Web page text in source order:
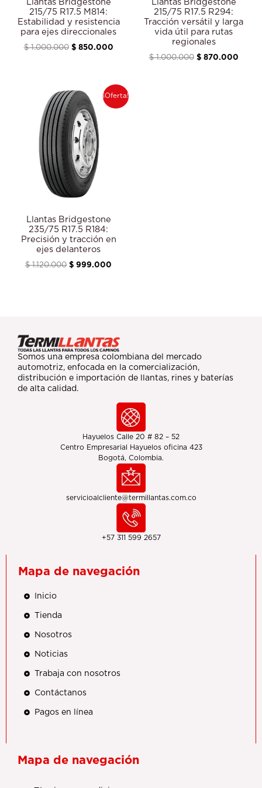
Llantas Bridgestone
215/75 R17.5 M814:
Estabilidad y resistencia
para ejes direccionales
$1.000.000 $850.000
Llantas Bridgestone
215/75 R17.5 R294:
Tracción versátil y larga
vida útil para rutas
regionales
$1.000.000 $870.000
¡Oferta!
Llantas Bridgestone
235/75 R17.5 R184:
Precisión y tracción en
ejes delanteros
$1.120.000
El
precio
original
era:
$ 1.120.000.
$ 999.000
El
precio
Somos una empresa colombiana del mercado
automotriz, enfocada en la comercialización,
distribución e importación de llantas, rines y baterías
de alta calidad.
Hayuelos Calle 20 # 82 – 52
Centro Empresarial Hayuelos oficina 423
Bogotá, Colombia.
servicioalcliente@termillantas.com.co
+57 311 599 2657
Mapa de navegación
Inicio
Tienda
Nosotros
Noticias
Trabaja con nosotros
Contáctanos
Pagos en línea
Mapa de navegación